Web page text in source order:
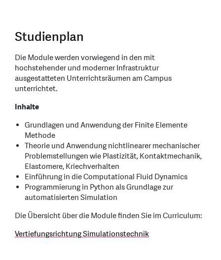
Studienplan
Die Module werden vorwiegend in den mit
hochstehender und moderner Infrastruktur
ausgestatteten Unterrichtsräumen am Campus
unterrichtet.
Inhalte
Grundlagen und Anwendung der Finite Elemente
Methode
Theorie und Anwendung nichtlinearer mechanischer
Problemstellungen wie Plastizität, Kontaktmechanik,
Elastomere, Kriechverhalten
Einführung in die Computational Fluid Dynamics
Programmierung in Python als Grundlage zur
automatisierten Simulation
Die Übersicht über die Module finden Sie im Curriculum:
Vertiefungsrichtung Simulationstechnik